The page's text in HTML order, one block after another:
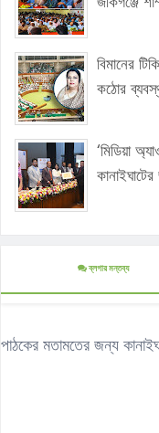
বিমানের
কঠোর
‘মিডিয়া
ব্লগার মন্তব্য
পাঠকের মতামতের জন্য